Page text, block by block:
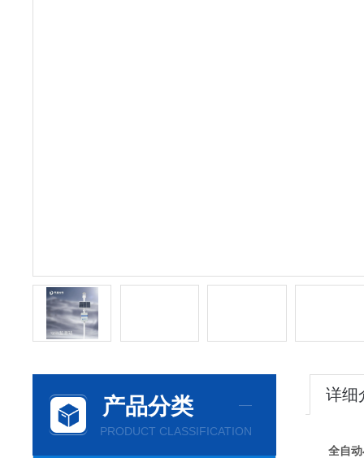
产品分类
PRODUCT CLASSIFICATION
详细
全自